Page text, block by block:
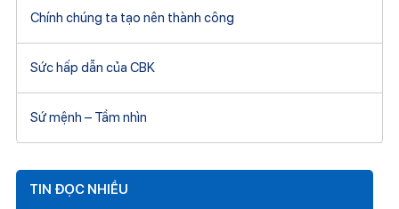
Chính chúng ta tạo nên thành công
Sức hấp dẫn của CBK
Sứ mệnh – Tầm nhìn
TIN ĐỌC NHIỀU